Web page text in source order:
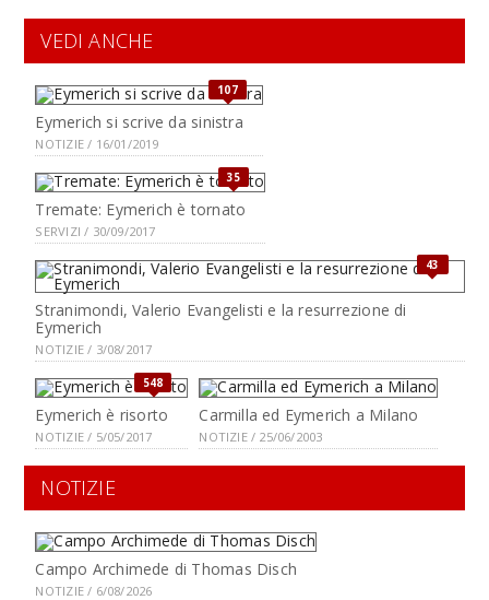
VEDI ANCHE
107
Eymerich si scrive da sinistra
NOTIZIE / 16/01/2019
35
Tremate: Eymerich è tornato
SERVIZI / 30/09/2017
43
Stranimondi, Valerio Evangelisti e la resurrezione di
Eymerich
NOTIZIE / 3/08/2017
548
Eymerich è risorto
NOTIZIE / 5/05/2017
Carmilla ed Eymerich a Milano
NOTIZIE / 25/06/2003
NOTIZIE
Campo Archimede di Thomas Disch
NOTIZIE / 6/08/2026